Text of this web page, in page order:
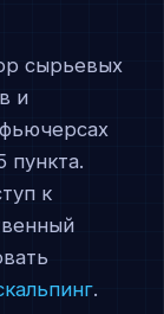
сырьевых
и
пункта.
к
.